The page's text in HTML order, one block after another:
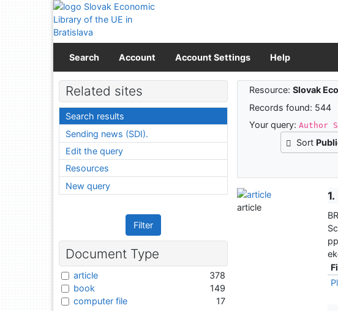
Go to content
Go to menu
Accessibility declaration
Search Account Account Settings Help
Search
Resource:Slovak
Records found: 544
Your query:Author
Sort
1.
article
Related sites
Search results
Sending news (SDI).
Edit the query
Resources
New query
Filter
Document Type
article
378
book
149
computer file
17